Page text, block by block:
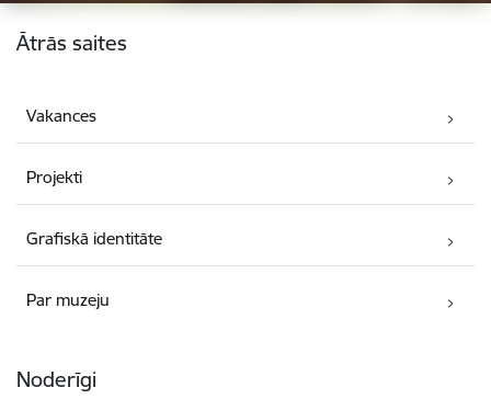
Kājene
Ātrās saites
Vakances
Projekti
Grafiskā identitāte
Par muzeju
Noderīgi